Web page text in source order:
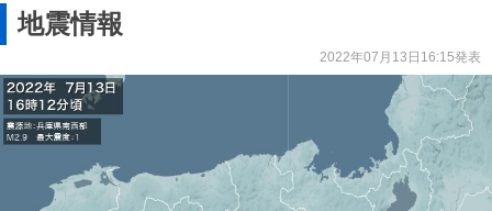
地震情報
2022年07月13日16:15発表